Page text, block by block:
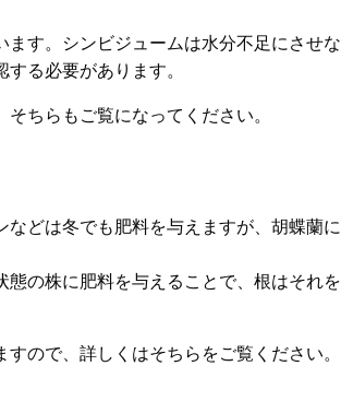
す。シンビジュームは水分不足にさせな
る必要があります。
そちらもご覧になってください。
どは冬でも肥料を与えますが、胡蝶蘭に
の株に肥料を与えることで、根はそれを
すので、詳しくはそちらをご覧ください。